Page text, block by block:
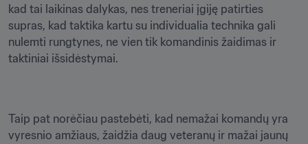
kad tai laikinas dalykas, nes treneriai įgiję patirties
supras, kad taktika kartu su individualia technika gali
nulemti rungtynes, ne vien tik komandinis žaidimas ir
taktiniai išsidėstymai.
Taip pat norėčiau pastebėti, kad nemažai komandų yra
vyresnio amžiaus, žaidžia daug veteranų ir mažai jaunų